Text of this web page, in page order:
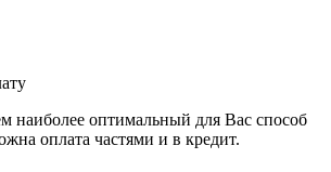
наиболее оптимальный для Вас способ
оплата частями и в кредит.